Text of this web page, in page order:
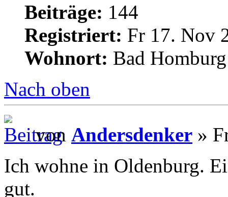
Beiträge: 144
Registriert: Fr 17. Nov
Wohnort: Bad Homburg
Nach oben
von Andersdenker »
Ich wohne in Oldenburg.
gut.